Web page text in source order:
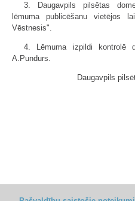
3. Daugavpils pilsētas
lēmuma publicēšanu vietējos
Vēstnesis".
4. Lēmuma izpildi kontrolē
A.Pundurs.
Daugavpils